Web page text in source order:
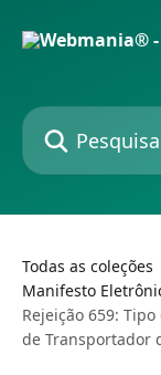
Pesquisar
Todas as coleções
Manifesto
Rejeição 659:
de Transportador